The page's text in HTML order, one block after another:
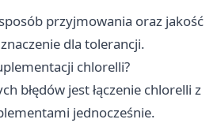
przyjmowania oraz jakość
dla tolerancji.
chlorelli?
błędów jest łączenie chlorelli z
jednocześnie.